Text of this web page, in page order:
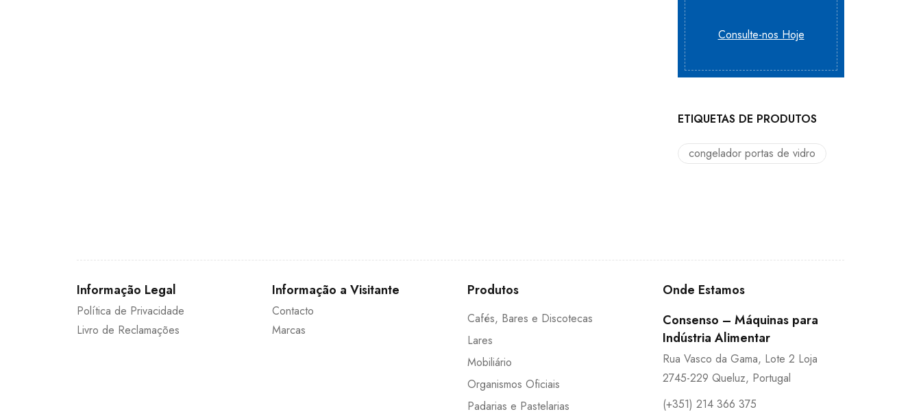
Consulte-nos Hoje
ETIQUETAS DE PRODUTOS
congelador portas de vidro
Informação Legal
Política de Privacidade
Livro de Reclamações
Informação a Visitante
Contacto
Marcas
Produtos
Cafés, Bares e Discotecas
Lares
Mobiliário
Organismos Oficiais
Padarias e Pastelarias
Onde Estamos
Consenso – Máquinas para
Indústria Alimentar
Rua Vasco da Gama, Lote 2 Loja
2745-229 Queluz, Portugal
(+351) 214 366 375